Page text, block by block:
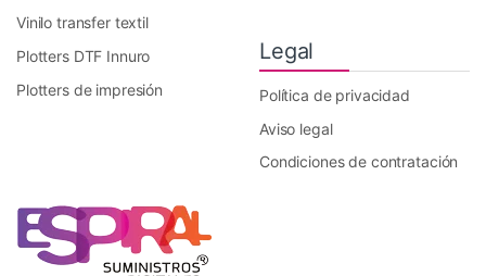
Vinilo transfer textil
Plotters DTF Innuro
Plotters de impresión
Legal
Política de privacidad
Aviso legal
Condiciones de contratación